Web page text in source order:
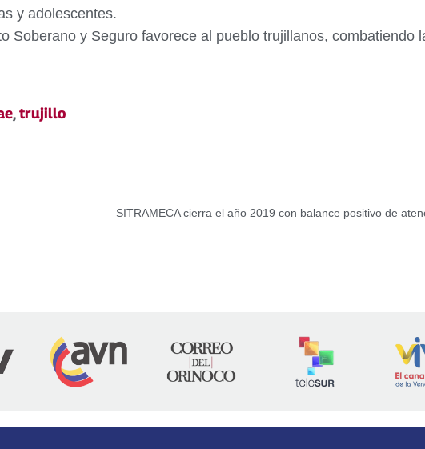
y adolescentes.
Soberano y Seguro favorece al pueblo trujillanos, combatiendo
,trujillo